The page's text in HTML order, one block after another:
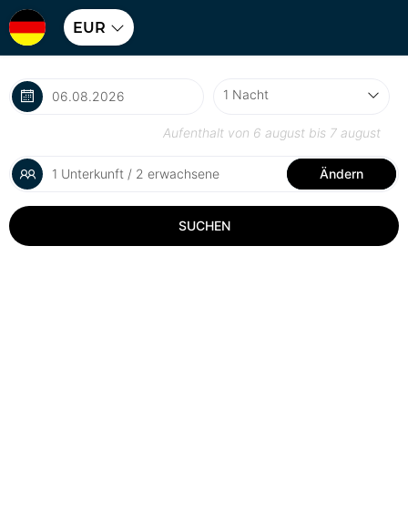
EUR
Aufenthalt von 6 august bis 7 august
1 Unterkunft / 2 erwachsene Ändern